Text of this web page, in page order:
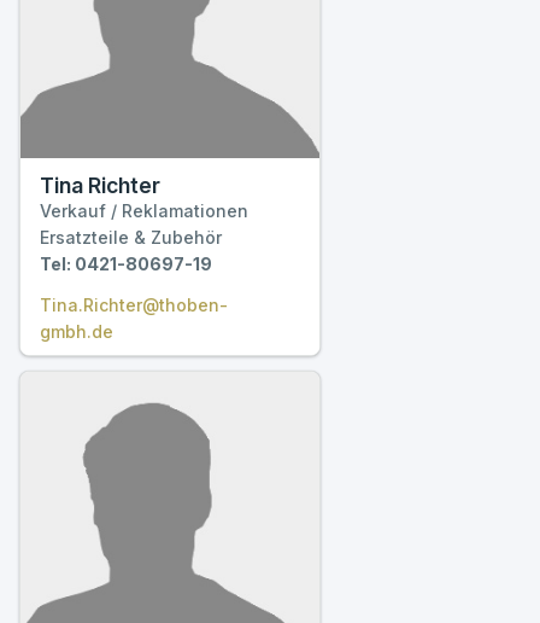
Tina Richter
Verkauf / Reklamationen
Ersatzteile & Zubehör
Tel: 0421-80697-19
Tina.Richter@thoben-
gmbh.de